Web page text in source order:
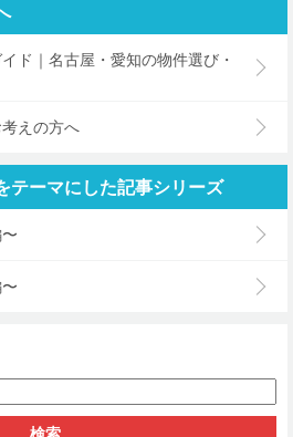
ド｜名古屋・愛知の物件選び・
えの方へ
テーマにした記事シリーズ